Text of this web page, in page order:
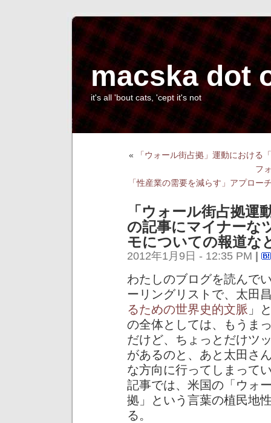
macska dot
it's all 'bout cats, 'cept it's not
«
「ウォール街占拠」運動におけ
フ
「性産業の需要を減らす」アプロ
「ウォール街占拠運
の記事にマイナーな
モについての報道な
2012年1月9日 - 12:35 PM
わたしのブログを読んで
ーリングリストで、太田
るための世界史的文脈 」
の全体としては、もうま
だけど、ちょっとだけツ
があるのと、あと太田さ
な方向に行ってしまって
記事では、米国の「ウォ
拠」という言葉の植民地
る。